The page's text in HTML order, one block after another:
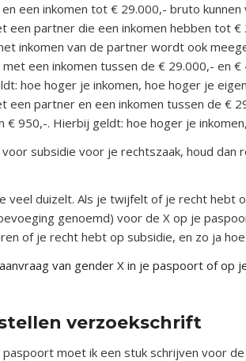
een inkomen tot € 29.000,- bruto
een partner die een inkomen hebben tot
inkomen van de partner wordt ook
een inkomen tussen de € 29.000,- en
hoe hoger je inkomen, hoe hoger je
een partner en een inkomen tussen de €
950,-. Hierbij geldt: hoe hoger je
subsidie voor je rechtszaak, houd
veel duizelt. Als je twijfelt of je recht hebt
genoemd) voor de X op je
of je recht hebt op subsidie, en zo ja
van gender X in je paspoort of op
verzoekschrift
moet ik een stuk schrijven voor